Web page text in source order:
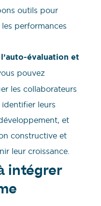
outils pour
performances
évaluation et
pouvez
les collaborateurs
identifier leurs
et
constructive et
leur croissance.
intégrer